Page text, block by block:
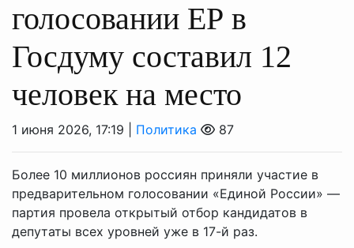
голосовании ЕР в
Госдуму составил 12
человек на место
1 июня 2026, 17:19 | Политика 87
Более 10 миллионов россиян приняли участие в
предварительном голосовании «Единой России» —
партия провела открытый отбор кандидатов в
депутаты всех уровней уже в 17-й раз.